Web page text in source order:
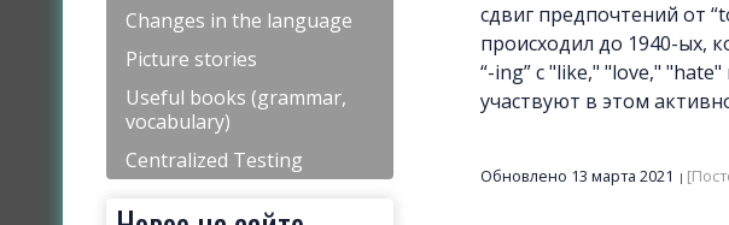
Changes in the language
Picture stories
Useful books (grammar,
vocabulary)
Centralized Testing
сдвиг предпочтений от
происходил до 1940-ых,
“-ing” с "like," "love,"
участвуют в этом
Обновлено 13 марта 2021